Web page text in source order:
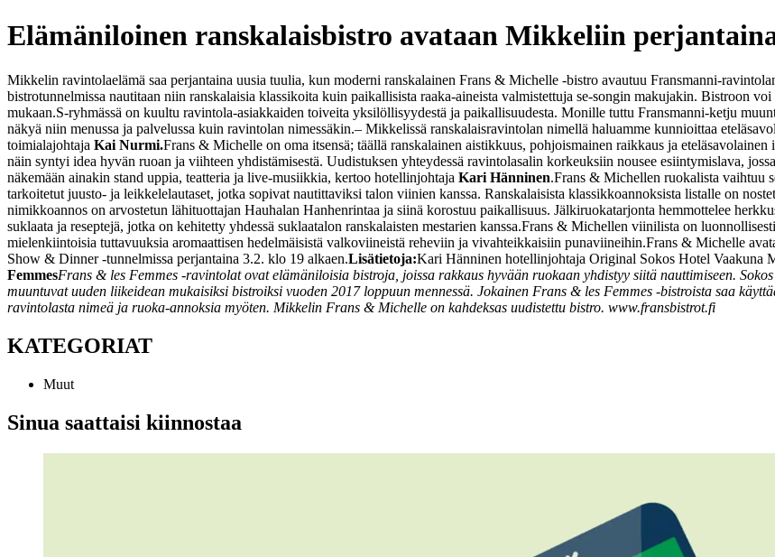
Elämäniloinen ranskalaisbistro avataan Mikkeliin
Mikkelin ravintolaelämä saa perjantaina uusia tuulia, kun moderni ranskalainen Frans & Michelle -bistro avautuu Fransmanni-
bistrotunnelmissa nautitaan niin ranskalaisia klassikoita kuin paikallisista raaka-aineista valmistettuja se-songin makujakin. Bistroon
mukaan.S-ryhmässä on kuultu ravintola-asiakkaiden toiveita yksilöllisyydestä ja paikallisuudesta. Monille tuttu Fransmanni-ketju
näkyä niin menussa ja palvelussa kuin ravintolan nimessäkin.– Mikkelissä ranskalaisravintolan nimellä haluamme kunnioittaa
toimialajohtaja Kai Nurmi.Frans & Michelle on oma itsensä; täällä ranskalainen aistikkuus, pohjoismainen raikkaus ja
näin syntyi idea hyvän ruoan ja viihteen yhdistämisestä. Uudistuksen yhteydessä ravintolasalin korkeuksiin nousee esiintymislava,
näkemään ainakin stand uppia, teatteria ja live-musiikkia, kertoo hotellinjohtaja Kari Hänninen.Frans & Michellen ruokalista vaihtuu
tarkoitetut juusto- ja leikkelelautaset, jotka sopivat nautittaviksi talon viinien kanssa. Ranskalaisista klassikkoannoksista listalle on
nimikkoannos on arvostetun lähituottajan Hauhalan Hanhenrintaa ja siinä korostuu paikallisuus. Jälkiruokatarjonta hemmottelee
suklaata ja reseptejä, jotka on kehitetty yhdessä suklaatalon ranskalaisten mestarien kanssa.Frans & Michellen viinilista on
mielenkiintoisia tuttavuuksia aromaattisen hedelmäisistä valkoviineistä reheviin ja vivahteikkaisiin punaviineihin.Frans & Michelle
Show & Dinner -tunnelmissa perjantaina 3.2. klo 19 alkaen.Lisätietoja:Kari Hänninen hotellinjohtaja Original Sokos Hotel Vaakuna
FemmesFrans & les Femmes -ravintolat ovat elämäniloisia bistroja, joissa rakkaus hyvään ruokaan yhdistyy siitä nauttimiseen.
muuntuvat uuden liikeidean mukaisiksi bistroiksi vuoden 2017 loppuun mennessä. Jokainen Frans & les Femmes -bistroista saa
ravintolasta nimeä ja ruoka-annoksia myöten. Mikkelin Frans & Michelle on kahdeksas uudistettu bistro. www.fransbistrot.fi
KATEGORIAT
Muut
Sinua saattaisi kiinnostaa